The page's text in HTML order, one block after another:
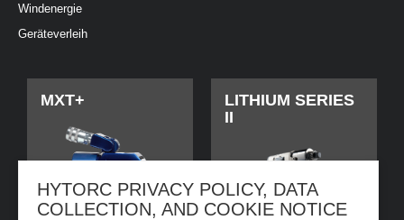
HYTORC PRIVACY POLICY, DATA
COLLECTION, AND COOKIE NOTICE
Windenergie
Geräteverleih
MXT+
LITHIUM SERIES
II